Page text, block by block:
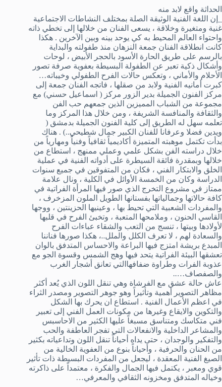
الحداثة واقع لابد منه
_إن اللغة الفنية الوثيقة الصلة بمختلف النشاطات الاجتماعية
غنية ومتغيرة وخلاقة ، يسعى الفنان من خلالها إلى تخطي ذاته
واحتواء العالم المحيط به كي يوحد بينه وبين الآخرين . هكذا
كانت انطلاقة الفنان جمعة النزهان منذ طفولته والبداية
بالرسم على طريق الحارة الأسود بالحجر الأبيض ، لوحات
وأشكال ذكية تعبر عن الطفولة البسيطة بعفوية صرفة تصور
الأحلام والأماني ، وتعكس حالات الفرح الطفولي وخيباته…
كبرت أمانيه الفنية ولابد من صقلها ، فاتجه الفنان جمعة إلى
مركز الفنون الجميلة بدير الزور مركز ( اسماعيل حسني) مع
مجموعة من الشباب المميزين الذين جمعهم حب الفن
والثقافة والمنافسة الشريفة ، ومن خلال هذا المركز وما
تعلمه سهل له الطريق إلى كلية الفنون الجميلة بدمشق (
ويدين فضلا وعرفانا للفنان الكبير جمال شطيحي..) . هناك
بدأت تكتمل موهبته المتميزة أكاديمياً ثقافياً وفنياً ومهارياً من
خلال دراسته الفن بشكل علمي وعملي ممنهج ، استطاع من
خلالها وبمقدرة فائقة السيطرة على أدواته الفنية في عملية
الخلق والابتكار الفني ، فكان من المتفوقين في جميع سنوات
الدراسة وكان من الخمسة الأوائل في الكلية ، ونال علامة
ممتاز في مشروع التخرج الذي صور فيها المرأة الفراتية في
كافة حالاتها وجمالياتها بفستانها الطويل الملون المزخرف ،
والمفردات الشعبية التي تحيط بها ، وعينيها الحزينتين ، ووجها
القاسي الحنون ، وملامحها المتعبة ، وتخبئ الفرح في قلبها
لأولادها وبيتها ، تنسج من التعب والشقاء عباءات الفرح
والسعادة لهم ، لا تعرف الكلل والملل..، هكذا صورها فناننا
المبدع بريشة امتزج فيها البراعة والاحساس المتدفق بالوان
تعشقها البيئة الفراتية يتحد فيها وهج الشمس وقسوة الجو مع
عذوبة الفرات وطراوة ضفافهاالتي تعانق أشجار الغرب
والصفصاف…..
عاش حالة عشق مع الفرشاة وهي تنقل اللون الذي يُعد أكثر
مظاهر التصوير أهمية وتأثيراً وهو جوهر التصوير ومصدر الثراء
في اعظم الأعمال الفنية . استطاع ان يحرك بها الشكل
والتكوين والايقاع وغيرها من مكونات العمل الفني إلى تعبير
فني متكاسك ومتناسق مسبغاً عليها الكثير من الاحاسبس
والمشاعر الداخلية والانفعالات التي تفجر العاطفة والحب
والتفكير والوجدان ، حتى يداه أحياناً تنقل اللون وتداعياته بكثير
من الحنان والحرفية ، وأحياناً بنوع من العفوية الخالية من
الصيغ الفنية المعقدة ، ليجعل من المفردات البسيطة ذات تأثير
قوي ومعبر ، يكتمل فيها الجمال والفكرة ، معتمداً على ذاكرته
وخياله المتدفق ومخزونه الثقافي والمعرفي…